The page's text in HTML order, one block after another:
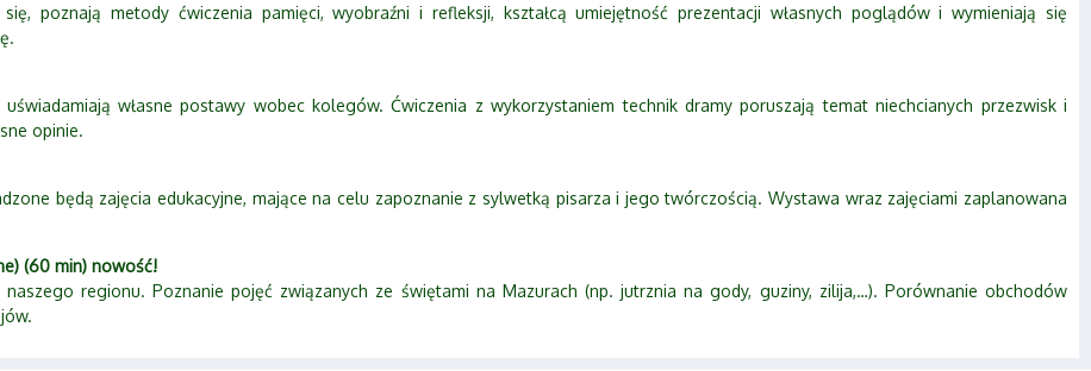
poznają metody ćwiczenia pamięci, wyobraźni i refleksji, kształcą umiejętność prezentacji własnych poglądów i wymieniają się
własne postawy wobec kolegów. Ćwiczenia z wykorzystaniem technik dramy poruszają temat niechcianych przezwisk i
opinie.
będą zajęcia edukacyjne, mające na celu zapoznanie z sylwetką pisarza i jego twórczością. Wystawa wraz zajęciami zaplanowana
(60 min) nowość!
regionu. Poznanie pojęć związanych ze świętami na Mazurach (np. jutrznia na gody, guziny, zilija,…). Porównanie obchodów